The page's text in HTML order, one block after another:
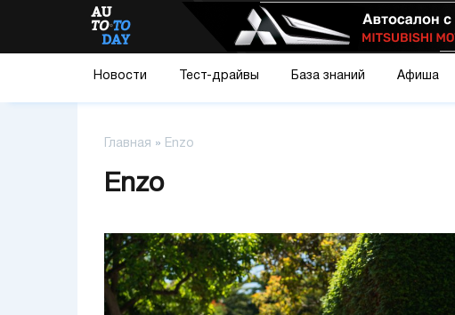
Новости Тест-драйвы База знаний Афиша
Главная » Enzo
Enzo